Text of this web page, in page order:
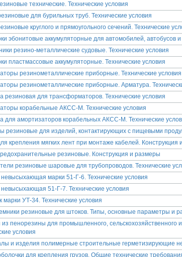
технические. Технические условия
для бурильных труб. Технические условия
круглого и прямоугольного сечений. Технические
эбонитовые аккумуляторные для автомобилей, автобусов и
резино-металлические судовые. Технические условия
пластмассовые аккумуляторные. Технические условия
резинометаллические приборные. Технические условия
резинометаллические приборные. Арматура.
резиновая для трансформаторов. Технические условия
корабельные АКСС-М. Технические условия
для амортизаторов корабельных АКСС-М. Технические
резиновые для изделий, контактирующих с пищевыми
крепления мягких лент при монтаже кабелей. Конструкция
резиновые. Конструкция и размеры
резиновые шаровые для трубопроводов. Технические
невысыхающая марки 51-Г-6. Технические условия
невысыхающая 51-Г-7. Технические условия
марки УТ-34. Технические условия
резиновые для штоков. Типы, основные параметры и
из пенорезины для промышленного, сельскохозяйственного
условия
и изделия полимерные строительные герметизирующие
для крепления грузов. Общие технические